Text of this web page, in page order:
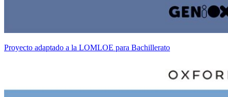
Proyecto adaptado a la LOMLOE para Bachillerato